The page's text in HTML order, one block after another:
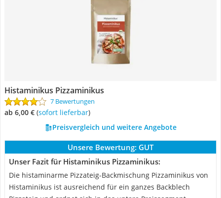
Histaminikus Pizzaminikus
7 Bewertungen
ab 6,00 € ( Sofort lieferbar)
Preisvergleich und weitere Angebote
Unsere Bewertung: GUT
Unser Fazit für Histaminikus Pizzaminikus:
Die histaminarme Pizzateig-Backmischung Pizzaminikus von
Histaminikus ist ausreichend für ein ganzes Backblech